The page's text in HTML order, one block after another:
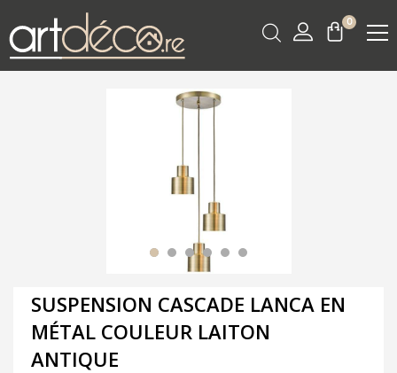
0
SUSPENSION CASCADE LANCA EN
MÉTAL COULEUR LAITON
ANTIQUE